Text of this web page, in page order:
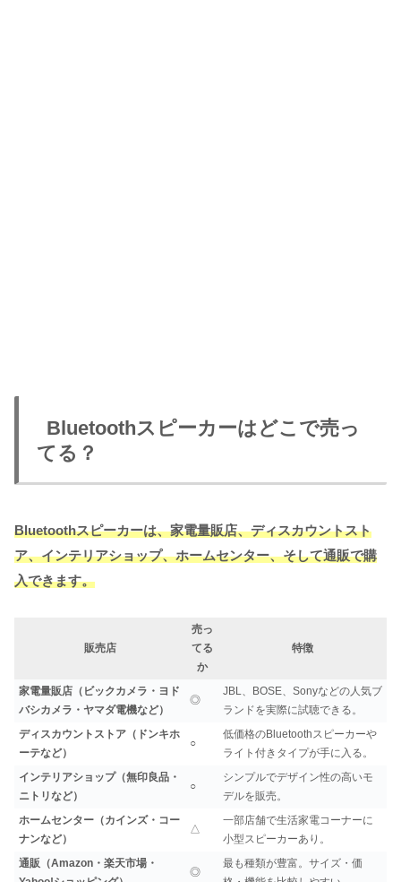
Bluetoothスピーカーはどこで売っ
てる？
Bluetoothスピーカーは、家電量販店、ディスカウントスト
ア、インテリアショップ、ホームセンター、そして通販で購
入できます。
販売店
売っ
てる
か
特徴
家電量販店（ビックカメラ・ヨド
バシカメラ・ヤマダ電機など）
◎
JBL、BOSE、Sonyなどの人気ブ
ランドを実際に試聴できる。
ディスカウントストア（ドンキホ
ーテなど）
○
低価格のBluetoothスピーカーや
ライト付きタイプが手に入る。
インテリアショップ（無印良品・
ニトリなど）
○
シンプルでデザイン性の高いモ
デルを販売。
ホームセンター（カインズ・コー
ナンなど）
△
一部店舗で生活家電コーナーに
小型スピーカーあり。
通販（Amazon・楽天市場・
◎
最も種類が豊富。サイズ・価